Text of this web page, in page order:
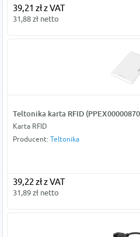
39,21 zł z VAT
31,88 zł netto
Teltonika karta RFID
Karta RFID
Producent: Teltonika
39,22 zł z VAT
31,89 zł netto